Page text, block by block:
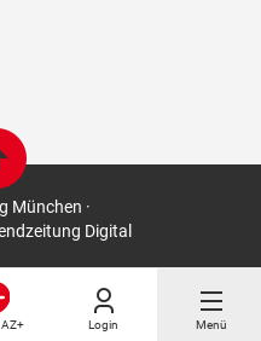
Login Menü
München ·
Digital